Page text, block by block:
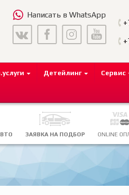
Написать в WhatsApp
Детейлинг Сервис
ЗАЯВКА НА ПОДБОР ONLINE